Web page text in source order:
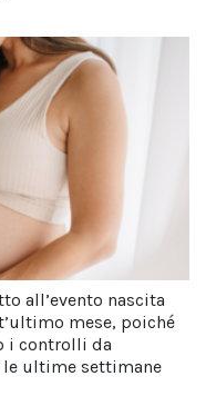
all’evento nascita
mese, poiché
i controlli da
ultime settimane